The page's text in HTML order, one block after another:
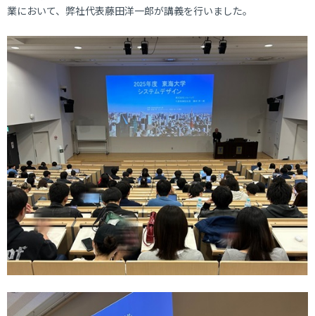
業において、弊社代表藤田洋一郎が講義を行いました。